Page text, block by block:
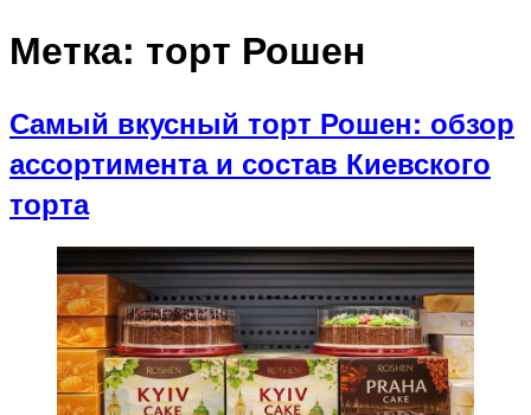
Метка: торт Рошен
Самый вкусный торт Рошен: обзор
ассортимента и состав Киевского
торта